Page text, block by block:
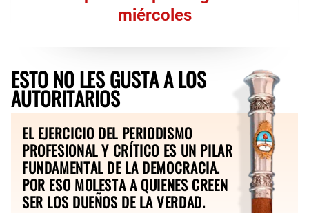
miércoles
ESTO NO LES GUSTA A LOS
AUTORITARIOS
EL EJERCICIO DEL PERIODISMO
PROFESIONAL Y CRÍTICO ES UN PILAR
FUNDAMENTAL DE LA DEMOCRACIA.
POR ESO MOLESTA A QUIENES CREEN
SER LOS DUEÑOS DE LA VERDAD.